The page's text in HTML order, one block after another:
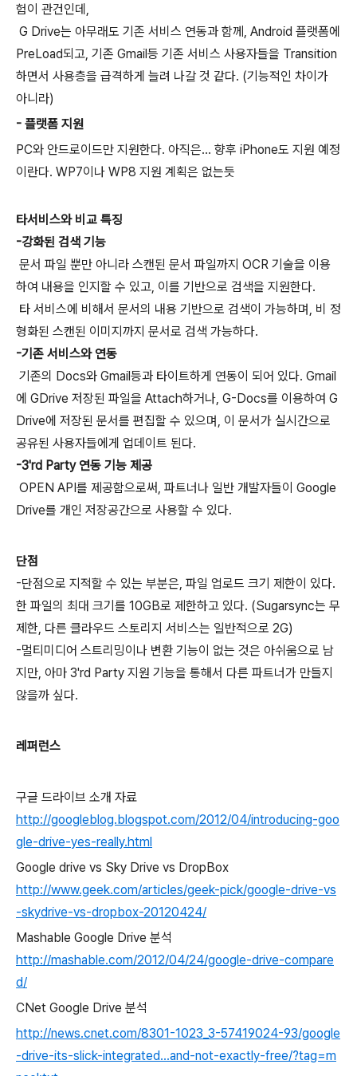
험이 관건인데,
G Drive는 아무래도 기존 서비스 연동과 함께, Android 플랫폼에
PreLoad되고, 기존 Gmail등 기존 서비스 사용자들을 Transition
하면서 사용층을 급격하게 늘려 나갈 것 같다. (기능적인 차이가
아니라)
- 플랫폼 지원
PC와 안드로이드만 지원한다. 아직은... 향후 iPhone도 지원 예정
이란다. WP7이나 WP8 지원 계획은 없는듯
타서비스와 비교 특징
-강화된 검색 기능
문서 파일 뿐만 아니라 스캔된 문서 파일까지 OCR 기술을 이용
하여 내용을 인지할 수 있고, 이를 기반으로 검색을 지원한다.
타 서비스에 비해서 문서의 내용 기반으로 검색이 가능하며, 비 정
형화된 스캔된 이미지까지 문서로 검색 가능하다.
-기존 서비스와 연동
기존의 Docs와 Gmail등과 타이트하게 연동이 되어 있다. Gmail
에 GDrive 저장된 파일을 Attach하거나, G-Docs를 이용하여 G
Drive에 저장된 문서를 편집할 수 있으며, 이 문서가 실시간으로
공유된 사용자들에게 업데이트 된다.
-3'rd Party 연동 기능 제공
OPEN API를 제공함으로써, 파트너나 일반 개발자들이 Google
Drive를 개인 저장공간으로 사용할 수 있다.
단점
-단점으로 지적할 수 있는 부분은, 파일 업로드 크기 제한이 있다.
한 파일의 최대 크기를 10GB로 제한하고 있다. (Sugarsync는 무
제한, 다른 클라우드 스토리지 서비스는 일반적으로 2G)
-멀티미디어 스트리밍이나 변환 기능이 없는 것은 아쉬움으로 남
지만, 아마 3'rd Party 지원 기능을 통해서 다른 파트너가 만들지
않을까 싶다.
레퍼런스
구글 드라이브 소개 자료
http://googleblog.blogspot.com/2012/04/introducing-goo
gle-drive-yes-really.html
Google drive vs Sky Drive vs DropBox
http://www.geek.com/articles/geek-pick/google-drive-vs
-skydrive-vs-dropbox-20120424/
Mashable Google Drive 분석
http://mashable.com/2012/04/24/google-drive-compare
d/
CNet Google Drive 분석
http://news.cnet.com/8301-1023_3-57419024-93/google
-drive-its-slick-integrated...and-not-exactly-free/?tag=m